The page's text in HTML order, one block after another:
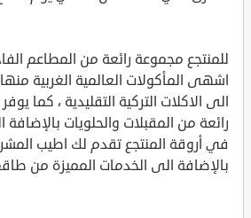
للمنتجع مجموعة رائعة من المطاعم
اشهى المأكولات العالمية الغربية
الى الاكلات التركية التقليدية ، كما
رائعة من المقبلات والحلويات
في أروقة المنتجع تقدم لك اطيب
بالإضافة الى الخدمات المميزة من